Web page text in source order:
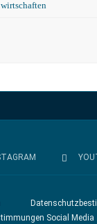
Social Media